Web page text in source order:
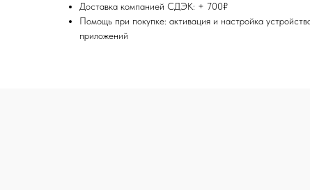
Доставка компанией СДЭК: + 700₽
Помощь при покупке: активация и настройка
приложений